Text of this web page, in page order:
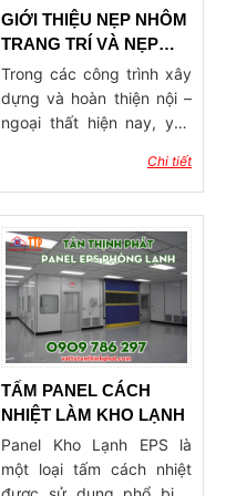
GIỚI THIỆU NẸP NHÔM
TRANG TRÍ VÀ NẸP
INOX TRANG TRÍ
Trong các công trình xây
dựng và hoàn thiện nội –
ngoại thất hiện nay, yêu
độ hoàn thiện ngày càng
được chú trọng. Bên cạnh
các vật liệu chính như
gạch, đá, gỗ hay kính,
những phụ kiện hoàn
thiện đóng vai trò quan
trọng trong việc tạo nên
tổng thể hài hòa và
chuyên nghiệp cho công
trình. Với kinh nghiệm
cung cấp vật tư hoàn
thiện cho nhiều công
trình, Công ty Tư Tân
Thịnh Phát nhận thấy
Chi tiết
TẤM PANEL CÁCH
NHIỆT LÀM KHO LẠNH
Panel Kho Lạnh EPS là
một loại tấm cách nhiệt